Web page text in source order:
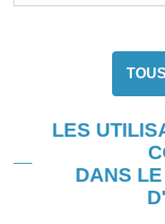
LES
DANS